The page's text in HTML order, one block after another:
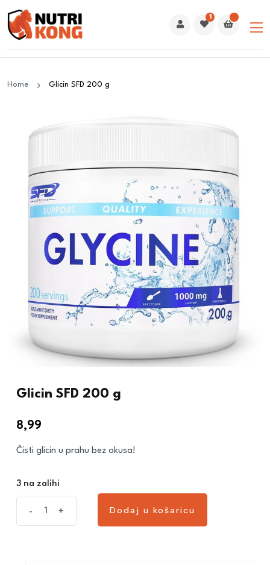
1
Home Glicin SFD 200 g
Glicin SFD 200 g
8,99
Čisti glicin u prahu bez okusa!
3 na zalihi
- +
Dodaj u košaricu